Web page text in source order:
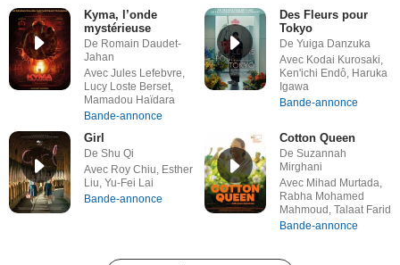
Kyma, l’onde
mystérieuse
De Romain Daudet-
Jahan
Avec Jules Lefebvre,
Lucy Loste Berset,
Mamadou Haïdara
Bande-annonce
Des Fleurs pour
Tokyo
De Yuiga Danzuka
Avec Kodai Kurosaki,
Ken'ichi Endô, Haruka
Igawa
Bande-annonce
Girl
De Shu Qi
Avec Roy Chiu, Esther
Liu, Yu-Fei Lai
Bande-annonce
Cotton Queen
De Suzannah
Mirghani
Avec Mihad Murtada,
Rabha Mohamed
Mahmoud, Talaat Farid
Bande-annonce